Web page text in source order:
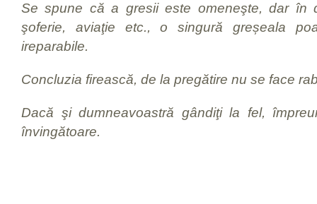
Se spune că a gresii este omeneşte, dar în
şoferie, aviaţie etc., o singură greșeala
ireparabile.
Concluzia firească, de la pregătire nu se face
Dacă şi dumneavoastră gândiţi la fel,
învingătoare.